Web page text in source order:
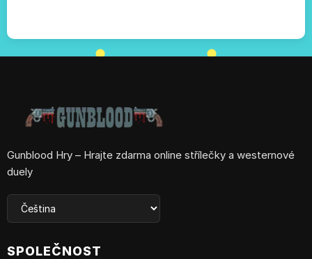
Gunblood Hry – Hrajte zdarma online střílečky a westernové
duely
SPOLEČNOST